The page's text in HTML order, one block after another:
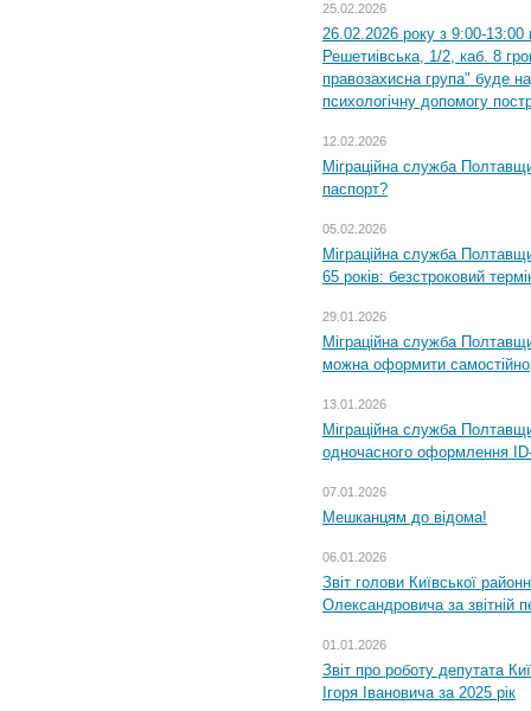
25.02.2026
26.02.2026 року з 9:00-
Решетиівська, 1/2, каб. 8
правозахисна група" буде
психологічну допомогу
12.02.2026
Міграційна служба
паспорт?
05.02.2026
Міграційна служба
65 років: безстроковий
29.01.2026
Міграційна служба
можна оформити самостійно
13.01.2026
Міграційна служба
одночасного оформлення
07.01.2026
Мешканцям до відома!
06.01.2026
Звіт голови Київської
Олександровича за звітній
01.01.2026
Звіт про роботу депутата
Ігоря Івановича за 2025 рік